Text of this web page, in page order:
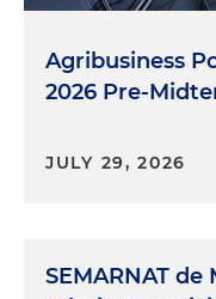
Agribusiness
2026 Pre-
JULY 29, 2026
SEMARNAT